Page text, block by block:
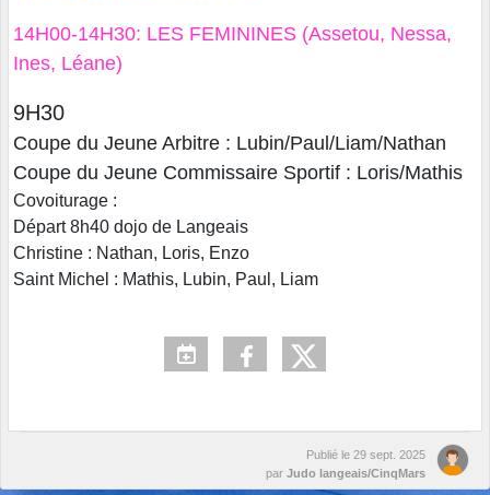
14H00-14H30: LES FEMININES (Assetou, Nessa,
Ines, Léane)
9H30
Coupe du Jeune Arbitre : Lubin/Paul/Liam/Nathan
Coupe du Jeune Commissaire Sportif : Loris/Mathis
Covoiturage :
Départ 8h40 dojo de Langeais
Christine : Nathan, Loris, Enzo
Saint Michel : Mathis, Lubin, Paul, Liam
Publié le 29 sept. 2025
par Judo langeais/CinqMars